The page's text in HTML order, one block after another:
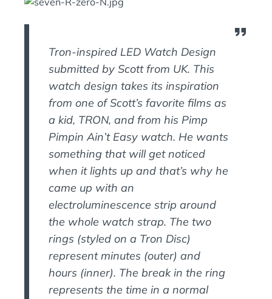
Tron-inspired LED Watch Design
submitted by Scott from UK. This
watch design takes its inspiration
from one of Scott’s favorite films as
a kid, TRON, and from his Pimp
Pimpin Ain’t Easy watch. He wants
something that will get noticed
when it lights up and that’s why he
came up with an
electroluminescence strip around
the whole watch strap. The two
rings (styled on a Tron Disc)
represent minutes (outer) and
hours (inner). The break in the ring
represents the time in a normal